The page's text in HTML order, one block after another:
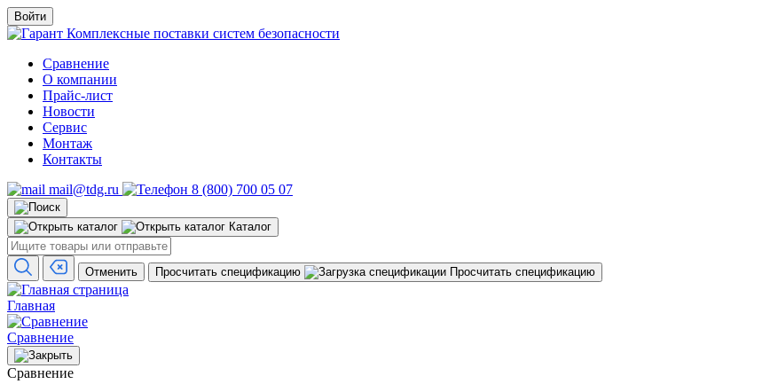
Войти
Комплексные поставки систем безопасности
Сравнение
О компании
Прайс-лист
Новости
Сервис
Монтаж
Контакты
mail@tdg.ru
8 (800) 700 05 07
Каталог
Отменить Просчитать спецификацию Просчитать спецификацию
Главная
Сравнение
Сравнение